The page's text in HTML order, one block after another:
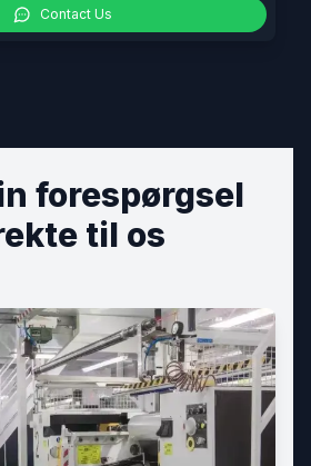
Contact Us
forespørgsel
til os